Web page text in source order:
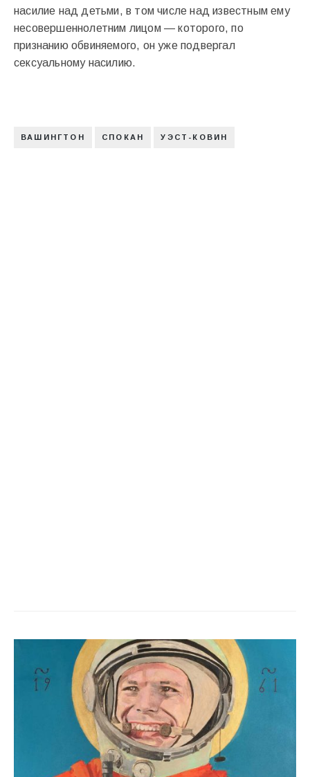
насилие над детьми, в том числе над известным ему
несовершеннолетним лицом — которого, по
признанию обвиняемого, он уже подвергал
сексуальному насилию.
ВАШИНГТОН СПОКАН УЭСТ-КОВИН